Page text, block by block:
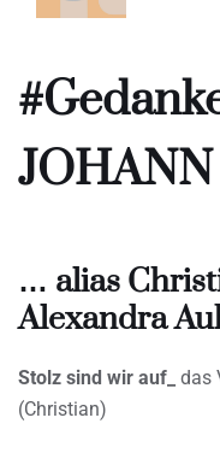
… alias
Alexandra
Stolz sind wir auf_ das
(Christian)